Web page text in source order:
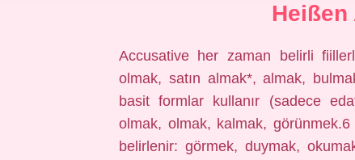
Accusative her zaman belirli
olmak, satın almak*, almak,
basit formlar kullanır (sadece
olmak, olmak, kalmak,
belirlenir: görmek, duymak,